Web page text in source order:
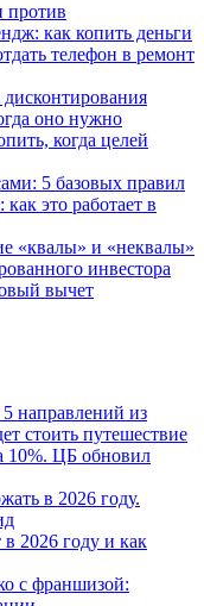
против
как копить деньги
телефон в ремонт
дисконтирования
оно нужно
когда целей
5 базовых правил
это работает в
«квалы» и «неквалы»
инвестора
вычет
направлений из
стоить путешествие
ЦБ обновил
в 2026 году.
2026 году и как
с франшизой: